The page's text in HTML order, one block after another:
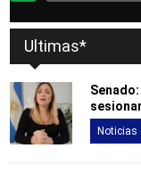
Ultimas*
Noticias